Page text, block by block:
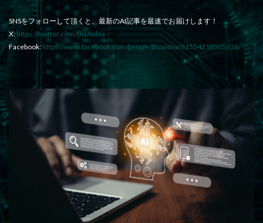
SNSをフォローして頂くと、最新のAI記事を最速でお届けします！
X: https://twitter.com/BizAIdea
Facebook: https://www.facebook.com/people/Bizaidea/61554218505638/